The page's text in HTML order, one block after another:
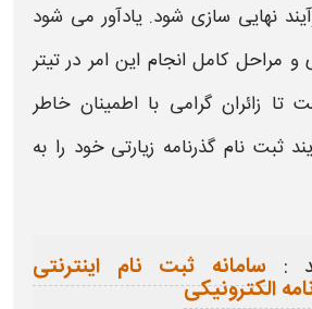
نهایی‌ سازی شود. یادآور می‌ شود
مراحل کامل انجام این امر در تیتر
تا زائران گرامی با اطمینان خاطر
ثبت نام گذرنامه زیارتی خود را به
: سامانه ثبت نام اینترنتی
الکترونیکی